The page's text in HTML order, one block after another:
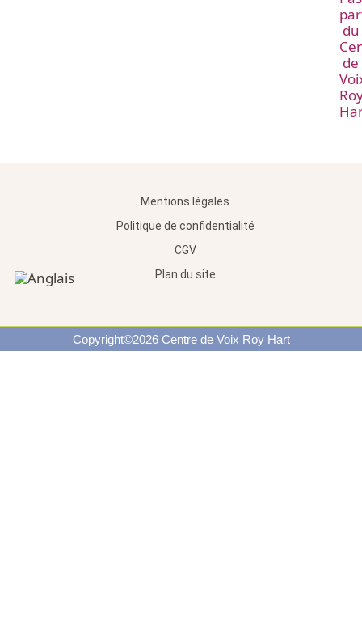
Mentions légales
Politique de confidentialité
CGV
Plan du site
Copyright©2026 Centre de Voix Roy Hart